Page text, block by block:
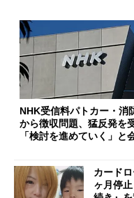
NHK受信料パトカー・消
から徴収問題、猛反発を
「検討を進めていく」と
カード
ヶ月停